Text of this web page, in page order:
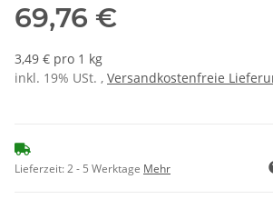
69,76 €
3,49 € pro 1 kg
inkl. 19% USt. , Versandkostenfreie
Lieferzeit:2 - 5 Werktage Mehr